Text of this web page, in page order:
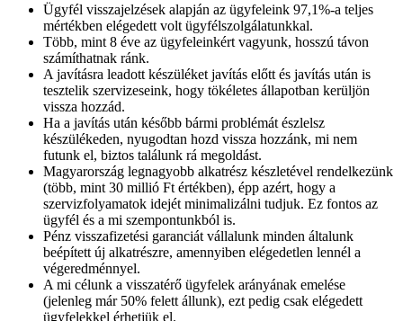
Ügyfél visszajelzések alapján az ügyfeleink 97,1%-a teljes
mértékben elégedett volt ügyfélszolgálatunkkal.
Több, mint 8 éve az ügyfeleinkért vagyunk, hosszú távon
számíthatnak ránk.
A javításra leadott készüléket javítás előtt és javítás után is
tesztelik szervizeseink, hogy tökéletes állapotban kerüljön
vissza hozzád.
Ha a javítás után később bármi problémát észlelsz
készülékeden, nyugodtan hozd vissza hozzánk, mi nem
futunk el, biztos találunk rá megoldást.
Magyarország legnagyobb alkatrész készletével rendelkezünk
(több, mint 30 millió Ft értékben), épp azért, hogy a
szervizfolyamatok idejét minimalizálni tudjuk. Ez fontos az
ügyfél és a mi szempontunkból is.
Pénz visszafizetési garanciát vállalunk minden általunk
beépített új alkatrészre, amennyiben elégedetlen lennél a
végeredménnyel.
A mi célunk a visszatérő ügyfelek arányának emelése
(jelenleg már 50% felett állunk), ezt pedig csak elégedett
ügyfelekkel érhetjük el.